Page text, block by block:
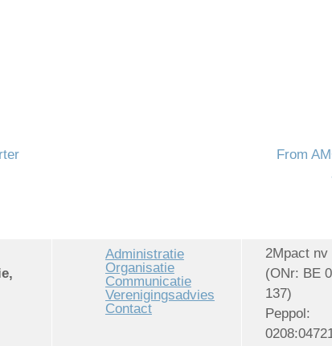
From
Administratie
Organisatie
Communicatie
Verenigingsadvies
Contact
2Mpact nv
(ONr: BE
137)
Peppol: